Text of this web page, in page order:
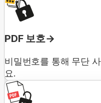
PDF 보호
비밀번호를 통해 무단
요.